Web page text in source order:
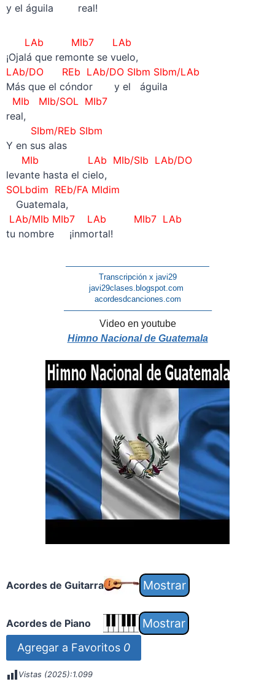
y el águila real!
LAb MIb7 LAb
¡Ojalá que remonte se vuelo,
LAb/DO REb LAb/DO SIbm SIbm/LAb
Más que el cóndor y el águila
MIb MIb/SOL MIb7
real,
SIbm/REb SIbm
Y en sus alas
MIb LAb MIb/SIb LAb/DO
levante hasta el cielo,
SOLbdim REb/FA MIdim
Guatemala,
LAb/MIb MIb7 LAb MIb7 LAb
tu nombre ¡inmortal!
——————————————————
Transcripción x javi29
javi29clases.blogspot.com
acordesdcanciones.com
——————————————————–
Video en youtube
Himno Nacional de Guatemala
Acordes de Guitarra
Acordes de Piano
Agregar a Favoritos 0
Vistas (2025):1.099